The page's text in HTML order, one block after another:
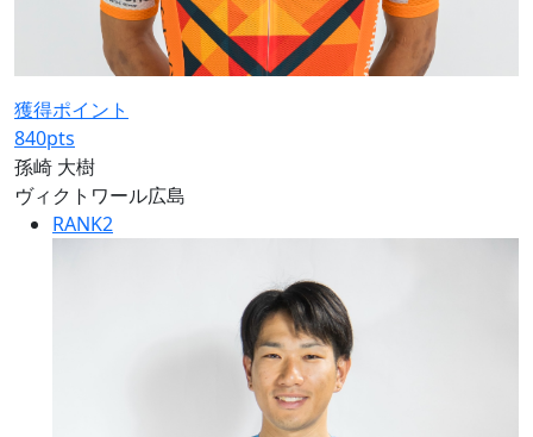
獲得ポイント
840pts
孫崎 大樹
ヴィクトワール広島
RANK2